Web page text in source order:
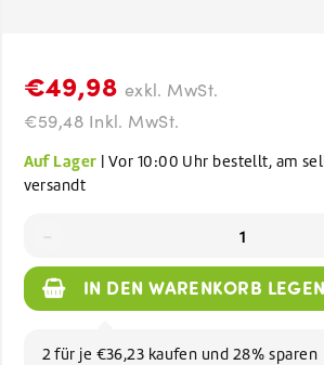
€49,98 exkl. MwSt.
€59,48 Inkl. MwSt.
Auf Lager | Vor 10:00 Uhr bestellt, am
versandt
IN DEN WARENKORB LEGEN
2 für je €36,23 kaufen und 28% sparen